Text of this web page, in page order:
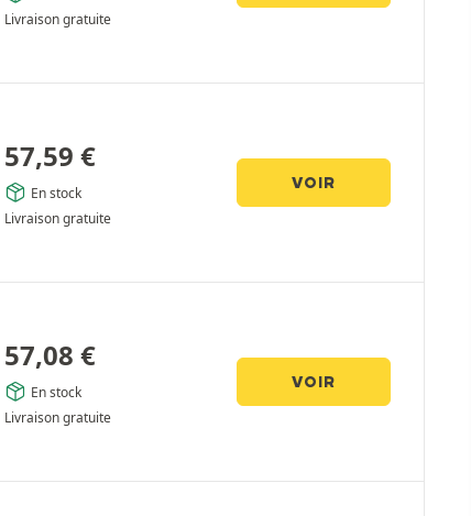
Livraison gratuite
57,59 €
En stock
Livraison gratuite
VOIR
57,08 €
En stock
Livraison gratuite
VOIR